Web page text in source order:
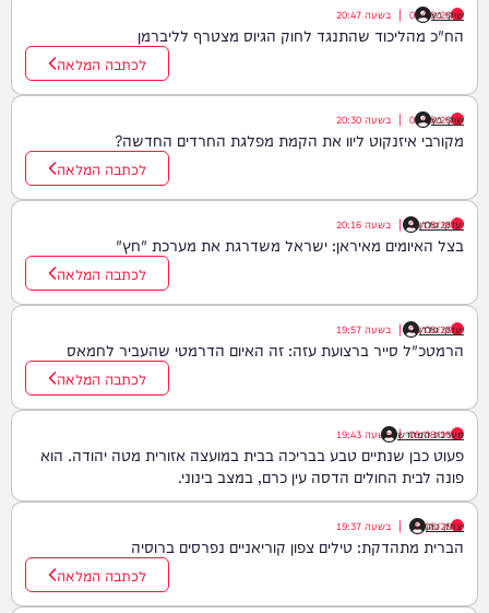
שוקי כץ
05/08/26
| בשעה 20:47
הח"כ מהליכוד שהתנגד לחוק הגיוס מצטרף לליברמן
לכתבה המלאה
שוקי כץ
05/08/26
| בשעה 20:30
מקורבי איזנקוט ליוו את הקמת מפלגת החרדים החדשה?
לכתבה המלאה
יענקי גולדן
05/08/26
| בשעה 20:16
בצל האיומים מאיראן: ישראל משדרגת את מערכת "חץ"
לכתבה המלאה
יענקי גולדן
05/08/26
| בשעה 19:57
הרמטכ"ל סייר ברצועת עזה: זה האיום הדרמטי שהעביר לחמאס
לכתבה המלאה
מערכת המחדש
05/08/26
| בשעה 19:43
פעוט כבן שנתיים טבע בבריכה בבית במועצה אזורית מטה יהודה. הוא
פונה לבית החולים הדסה עין כרם, במצב בינוני.
יצחק כהן
05/08/26
| בשעה 19:37
הברית מתהדקת: טילים צפון קוריאניים נפרסים ברוסיה
לכתבה המלאה